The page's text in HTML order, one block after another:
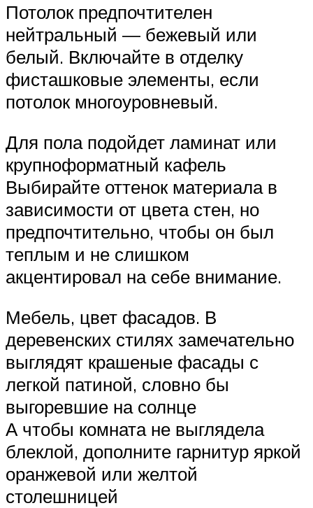
Потолок предпочтителен
нейтральный — бежевый или
белый. Включайте в отделку
фисташковые элементы, если
потолок многоуровневый.
Для пола подойдет ламинат или
крупноформатный кафель
Выбирайте оттенок материала в
зависимости от цвета стен, но
предпочтительно, чтобы он был
теплым и не слишком
акцентировал на себе внимание.
Мебель, цвет фасадов. В
деревенских стилях замечательно
выглядят крашеные фасады с
легкой патиной, словно бы
выгоревшие на солнце
А чтобы комната не выглядела
блеклой, дополните гарнитур яркой
оранжевой или желтой
столешницей